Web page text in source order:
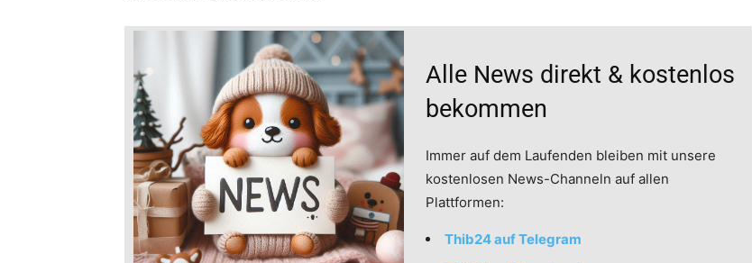
Alle News direkt & kostenlos
bekommen
Immer auf dem Laufenden bleiben mit unsere
kostenlosen News-Channeln auf allen
Plattformen:
Thib24 auf Telegram